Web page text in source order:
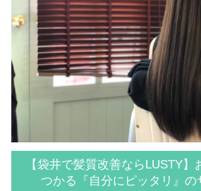
【袋井で髪質改善ならLUSTY
つかる『自分にピッタリ』の